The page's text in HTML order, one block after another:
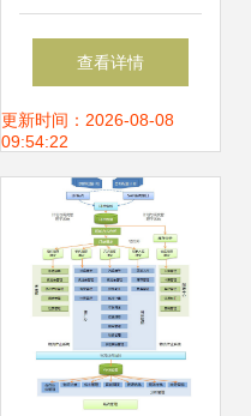
理咨询公司
查看详情
更新时间：2026-08-08
09:54:22